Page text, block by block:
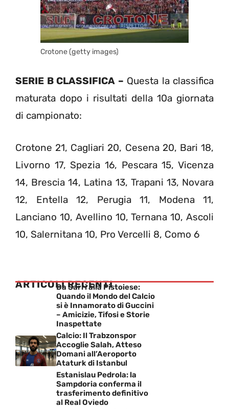
Crotone (getty images)
SERIE B CLASSIFICA – Questa la classifica
maturata dopo i risultati della 10a giornata
di campionato:
Crotone 21, Cagliari 20, Cesena 20, Bari 18,
Livorno 17, Spezia 16, Pescara 15, Vicenza
14, Brescia 14, Latina 13, Trapani 13, Novara
12, Entella 12, Perugia 11, Modena 11,
Lanciano 10, Avellino 10, Ternana 10, Ascoli
10, Salernitana 10, Pro Vercelli 8, Como 6
ARTICOLI RECENTI
Da Sarri alla Pistoiese:
Quando il Mondo del Calcio
si è Innamorato di Guccini
– Amicizie, Tifosi e Storie
Inaspettate
Calcio: Il Trabzonspor
Accoglie Salah, Atteso
Domani all’Aeroporto
Ataturk di Istanbul
Estanislau Pedrola: la
Sampdoria conferma il
trasferimento definitivo
al Real Oviedo